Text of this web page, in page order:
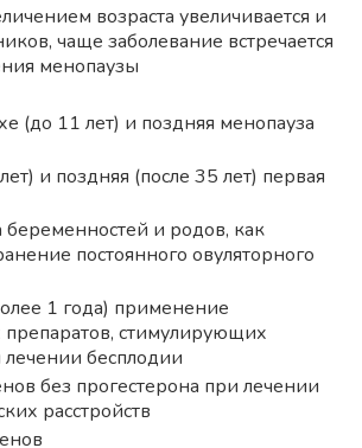
возраста увеличивается и
чаще заболевание встречается
менопаузы
(до 11 лет) и поздняя менопауза
и поздняя (после 35 лет) первая
беременностей и родов, как
постоянного овуляторного
1 года) применение
стимулирующих
бесплодии
без прогестерона при лечении
расстройств